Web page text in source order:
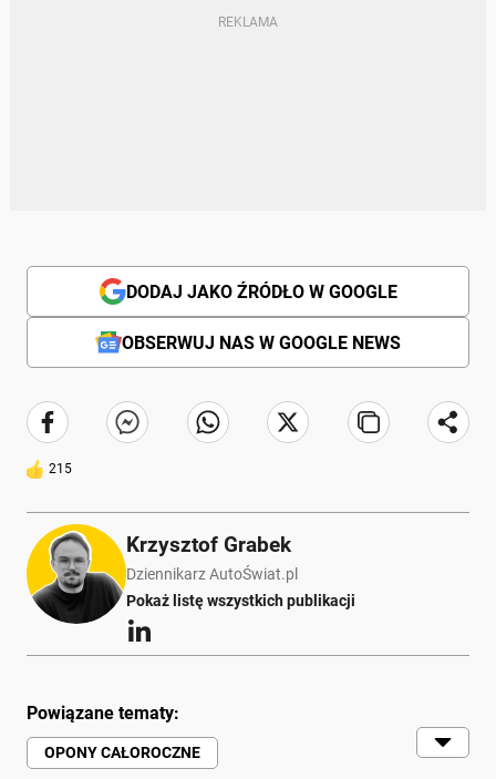
DODAJ JAKO ŹRÓDŁO W GOOGLE
OBSERWUJ NAS W GOOGLE NEWS
215
Krzysztof Grabek
Dziennikarz AutoŚwiat.pl
Pokaż listę wszystkich publikacji
Powiązane tematy:
OPONY CAŁOROCZNE